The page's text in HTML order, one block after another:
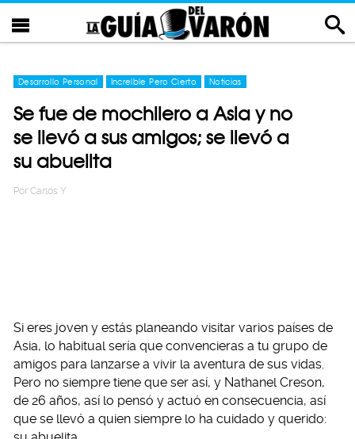
Desarrollo Personal Increíble Pero Cierto Noticias
Se fue de mochilero a Asia y no
se llevó a sus amigos; se llevó a
su abuelita
Por Carlos Y
Si eres joven y estás planeando visitar varios países de
Asia, lo habitual sería que convencieras a tu grupo de
amigos para lanzarse a vivir la aventura de sus vidas.
Pero no siempre tiene que ser así, y Nathanel Creson,
de 26 años, así lo pensó y actuó en consecuencia, así
que se llevó a quien siempre lo ha cuidado y querido: